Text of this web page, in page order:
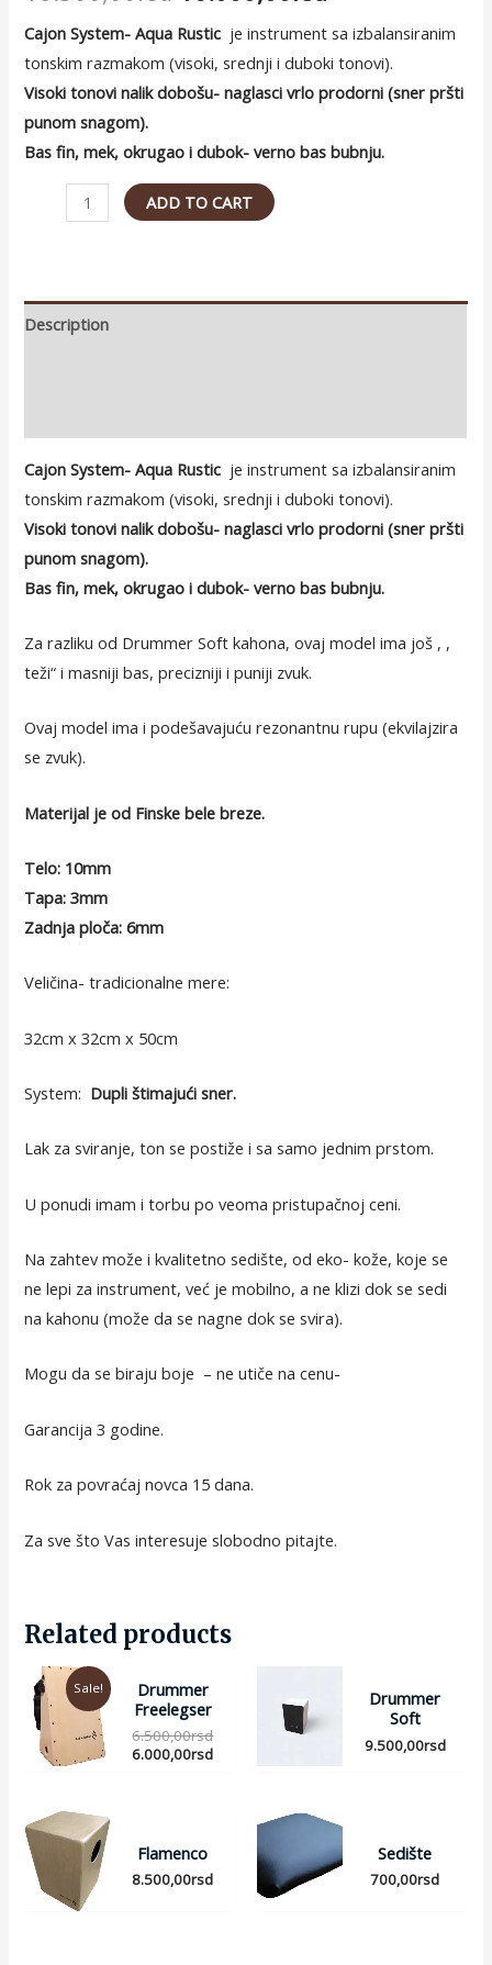
Cajon System- Aqua Rustic je instrument sa izbalansiranim
tonskim razmakom (visoki, srednji i duboki tonovi).
Visoki tonovi nalik dobošu- naglasci vrlo prodorni (sner pršti
punom snagom).
Bas fin, mek, okrugao i dubok- verno bas bubnju.
Rustic
ADD TO CART
Description
Cajon System- Aqua Rustic je instrument sa izbalansiranim
tonskim razmakom (visoki, srednji i duboki tonovi).
Visoki tonovi nalik dobošu- naglasci vrlo prodorni (sner pršti
punom snagom).
Bas fin, mek, okrugao i dubok- verno bas bubnju.
Za razliku od Drummer Soft kahona, ovaj model ima još , ,
teži“ i masniji bas, precizniji i puniji zvuk.
Ovaj model ima i podešavajuću rezonantnu rupu (ekvilajzira
se zvuk).
Materijal je od Finske bele breze.
Telo: 10mm
Tapa: 3mm
Zadnja ploča: 6mm
Veličina- tradicionalne mere:
32cm x 32cm x 50cm
System: Dupli štimajući sner.
Lak za sviranje, ton se postiže i sa samo jednim prstom.
U ponudi imam i torbu po veoma pristupačnoj ceni.
Na zahtev može i kvalitetno sedište, od eko- kože, koje se
ne lepi za instrument, već je mobilno, a ne klizi dok se sedi
na kahonu (može da se nagne dok se svira).
Mogu da se biraju boje – ne utiče na cenu-
Garancija 3 godine.
Rok za povraćaj novca 15 dana.
Za sve što Vas interesuje slobodno pitajte.
Related products
Sale!
Drummer
Freelegser
6.500,00rsd
6.000,00rsd
Drummer
Soft
9.500,00rsd
Flamenco
8.500,00rsd
Sedište
700,00rsd